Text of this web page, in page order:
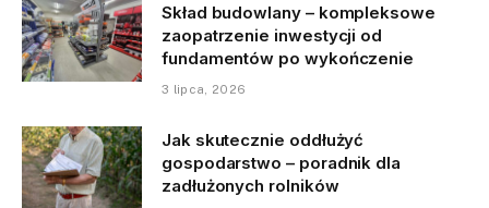
Skład budowlany – kompleksowe
zaopatrzenie inwestycji od
fundamentów po wykończenie
3 lipca, 2026
Jak skutecznie oddłużyć
gospodarstwo – poradnik dla
zadłużonych rolników